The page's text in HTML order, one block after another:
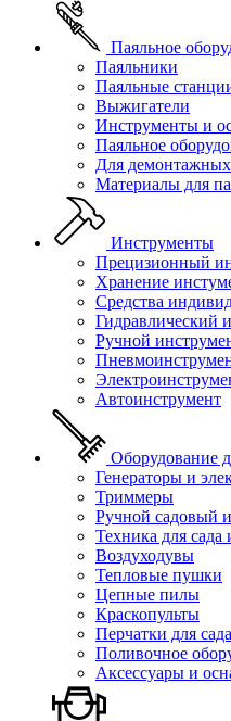
Паяльное
Паяльники
Паяльные
Выжигатели
Инструменты и
Паяльное
Для
Материалы для
Инструменты
Прецизионный
Хранение
Средства
Гидравлический
Ручной
Автоинструмент
Оборудование
Генераторы и
Триммеры
Ручной садовый
Техника для сада
Воздуходувы
Тепловые пушки
Цепные пилы
Краскопульты
Перчатки для сада
Поливочное
Аксессуары и